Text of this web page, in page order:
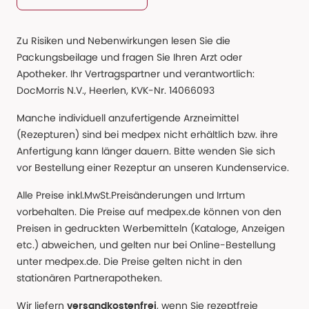
Zu Risiken und Nebenwirkungen lesen Sie die
Packungsbeilage und fragen Sie Ihren Arzt oder
Apotheker. Ihr Vertragspartner und verantwortlich:
DocMorris N.V., Heerlen, KVK-Nr. 14066093
Manche individuell anzufertigende Arzneimittel
(Rezepturen) sind bei medpex nicht erhältlich bzw. ihre
Anfertigung kann länger dauern. Bitte wenden Sie sich
vor Bestellung einer Rezeptur an unseren Kundenservice.
Alle Preise inkl.MwSt.Preisänderungen und Irrtum
vorbehalten. Die Preise auf medpex.de können von den
Preisen in gedruckten Werbemitteln (Kataloge, Anzeigen
etc.) abweichen, und gelten nur bei Online-Bestellung
unter medpex.de. Die Preise gelten nicht in den
stationären Partnerapotheken.
Wir liefern versandkostenfrei, wenn Sie rezeptfreie